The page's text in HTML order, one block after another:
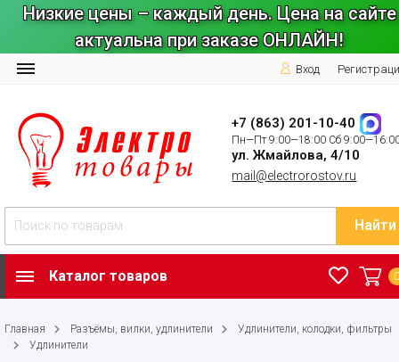
Низкие цены – каждый день. Цена на сайте
актуальна при заказе ОНЛАЙН!
Вход
+7 (863) 201-10-40
Пн—Пт 9:00—18:00 Сб
ул. Жмайлова, 4/10
mail@electrorostov.ru
Найти
Каталог товаров
Главная Разъёмы, вилки, удлинители
Удлинители, колодки, фильтры
Удлинители